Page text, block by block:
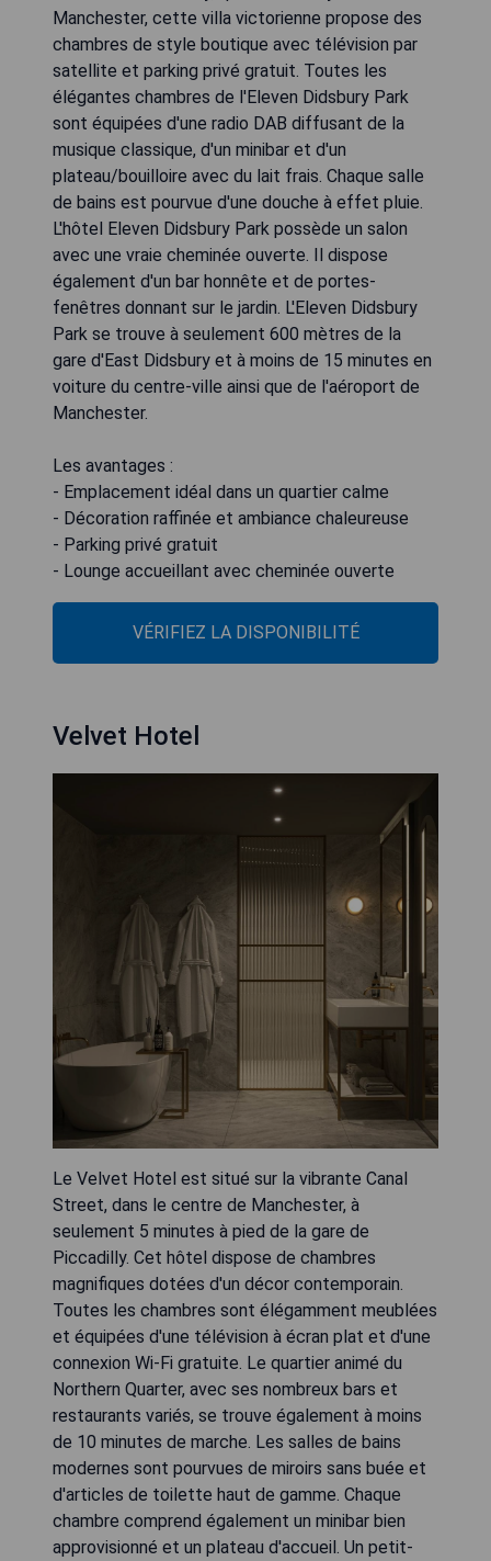
Manchester, cette villa victorienne propose des
chambres de style boutique avec télévision par
satellite et parking privé gratuit. Toutes les
élégantes chambres de l'Eleven Didsbury Park
sont équipées d'une radio DAB diffusant de la
musique classique, d'un minibar et d'un
plateau/bouilloire avec du lait frais. Chaque salle
de bains est pourvue d'une douche à effet pluie.
L'hôtel Eleven Didsbury Park possède un salon
avec une vraie cheminée ouverte. Il dispose
également d'un bar honnête et de portes-
fenêtres donnant sur le jardin. L'Eleven Didsbury
Park se trouve à seulement 600 mètres de la
gare d'East Didsbury et à moins de 15 minutes en
voiture du centre-ville ainsi que de l'aéroport de
Manchester.
Les avantages :
- Emplacement idéal dans un quartier calme
- Décoration raffinée et ambiance chaleureuse
- Parking privé gratuit
VÉRIFIEZ LA DISPONIBILITÉ
Velvet Hotel
Le Velvet Hotel est situé sur la vibrante Canal
Street, dans le centre de Manchester, à
seulement 5 minutes à pied de la gare de
Piccadilly. Cet hôtel dispose de chambres
magnifiques dotées d'un décor contemporain.
Toutes les chambres sont élégamment meublées
et équipées d'une télévision à écran plat et d'une
connexion Wi-Fi gratuite. Le quartier animé du
Northern Quarter, avec ses nombreux bars et
restaurants variés, se trouve également à moins
de 10 minutes de marche. Les salles de bains
modernes sont pourvues de miroirs sans buée et
d'articles de toilette haut de gamme. Chaque
chambre comprend également un minibar bien
approvisionné et un plateau d'accueil. Un petit-